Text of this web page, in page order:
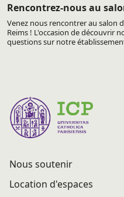
Rencontrez-nous au
Venez nous rencontrer au salon
Reims ! L'occasion de découvrir
questions sur notre
Nous soutenir
Location d'espaces